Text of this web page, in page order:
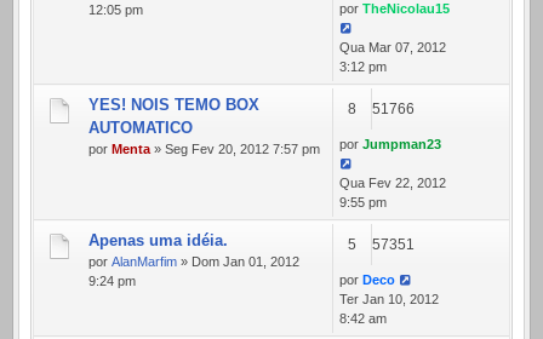
12:05 pm
por TheNicolau15
Qua Mar 07, 2012
3:12 pm
YES! NOIS TEMO BOX
AUTOMATICO
por Menta » Seg Fev 20, 2012 7:57 pm
8 51766
por Jumpman23
Qua Fev 22, 2012
9:55 pm
Apenas uma idéia.
por AlanMarfim » Dom Jan 01, 2012
9:24 pm
5 57351
por Deco
Ter Jan 10, 2012
8:42 am